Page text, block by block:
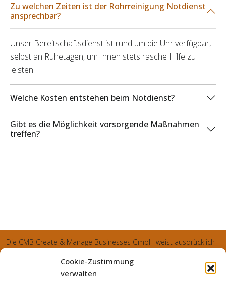
Cookie-Zustimmung
verwalten
Zu welchen Zeiten ist der Rohrreinigung Notdienst
ansprechbar?
Unser Bereitschaftsdienst ist rund um die Uhr verfügbar,
selbst an Ruhetagen, um Ihnen stets rasche Hilfe zu
leisten.
Welche Kosten entstehen beim Notdienst?
Gibt es die Möglichkeit vorsorgende Maßnahmen
treffen?
Die CMB Create & Manage Businesses GmbH weist ausdrücklich
und sämtliche generierte Aufträge an die SecuPart GmbH